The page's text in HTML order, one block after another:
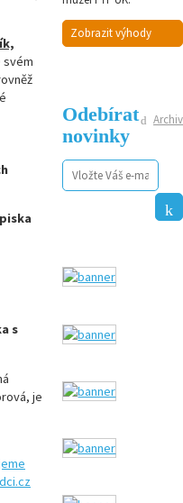
svém
s
je
Zobrazit výhody
Archiv
Odebírat
novinky